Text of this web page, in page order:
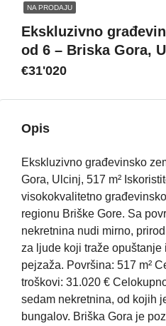
NA PRODAJU
Ekskluzivno
od 6 – Briska Gora,
€31'020
Opis
Ekskluzivno građevinsko
Gora, Ulcinj, 517 m²
visokokvalitetno
regionu Briške Gore. Sa
nekretnina nudi mirno,
za ljude koji traže opuštanje
pejzaža. Površina: 517 m²
troškovi: 31.020 €
sedam nekretnina, od kojih
bungalov. Briška Gora je